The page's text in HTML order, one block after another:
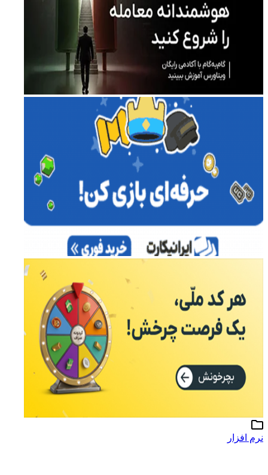
نرم افزار